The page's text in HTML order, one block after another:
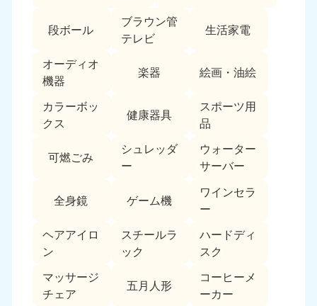
段ボール
ブラウン管
テレビ
生活家電
オーディオ
機器
楽器 絵画・油絵
カラーボッ
クス
健康器具
スポーツ用
品
可燃ごみ
シュレッダ
ー
ウォーター
サーバー
全身鏡 ゲーム機
ワインセラ
ー
ヘアアイロ
ン
スチールラ
ック
ハードディ
スク
マッサージ
チェア
五月人形
コーヒーメ
ーカー
北海道・東北
050-1881-5277
9:00〜19:00 年中無休
050-1881-5276
9:00〜19:00 年中無休
岩手県
9:00〜19:00 年中無休 9:00〜19:00 年中無休
050-1881-5273
9:00〜19:00 年中無休
050-1881-5272
9:00〜19:00 年中無休